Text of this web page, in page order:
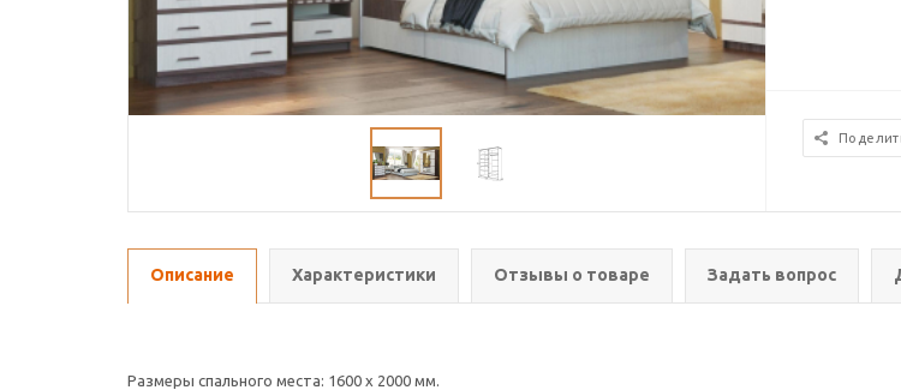
Описание Характеристики Отзывы о товаре Задать вопрос
Размеры спального места: 1600 х 2000 мм.